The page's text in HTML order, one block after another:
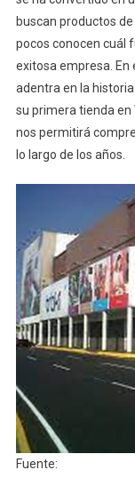
buscan productos
pocos conocen cuál
exitosa empresa. En
adentra en la
su primera tienda
nos permitirá
lo largo de los años.
Fuente: